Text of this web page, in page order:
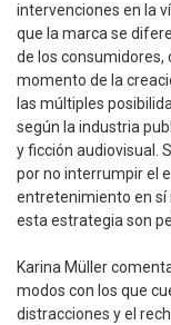
intervenciones en la
que la marca se
de los consumidores,
momento de la
las múltiples
según la industria
y ficción audiovisual.
por no interrumpir el
entretenimiento en sí
esta estrategia son
Karina Müller
modos con los que
distracciones y el